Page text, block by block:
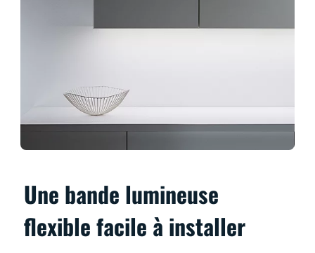
Une bande lumineuse
flexible facile à installer